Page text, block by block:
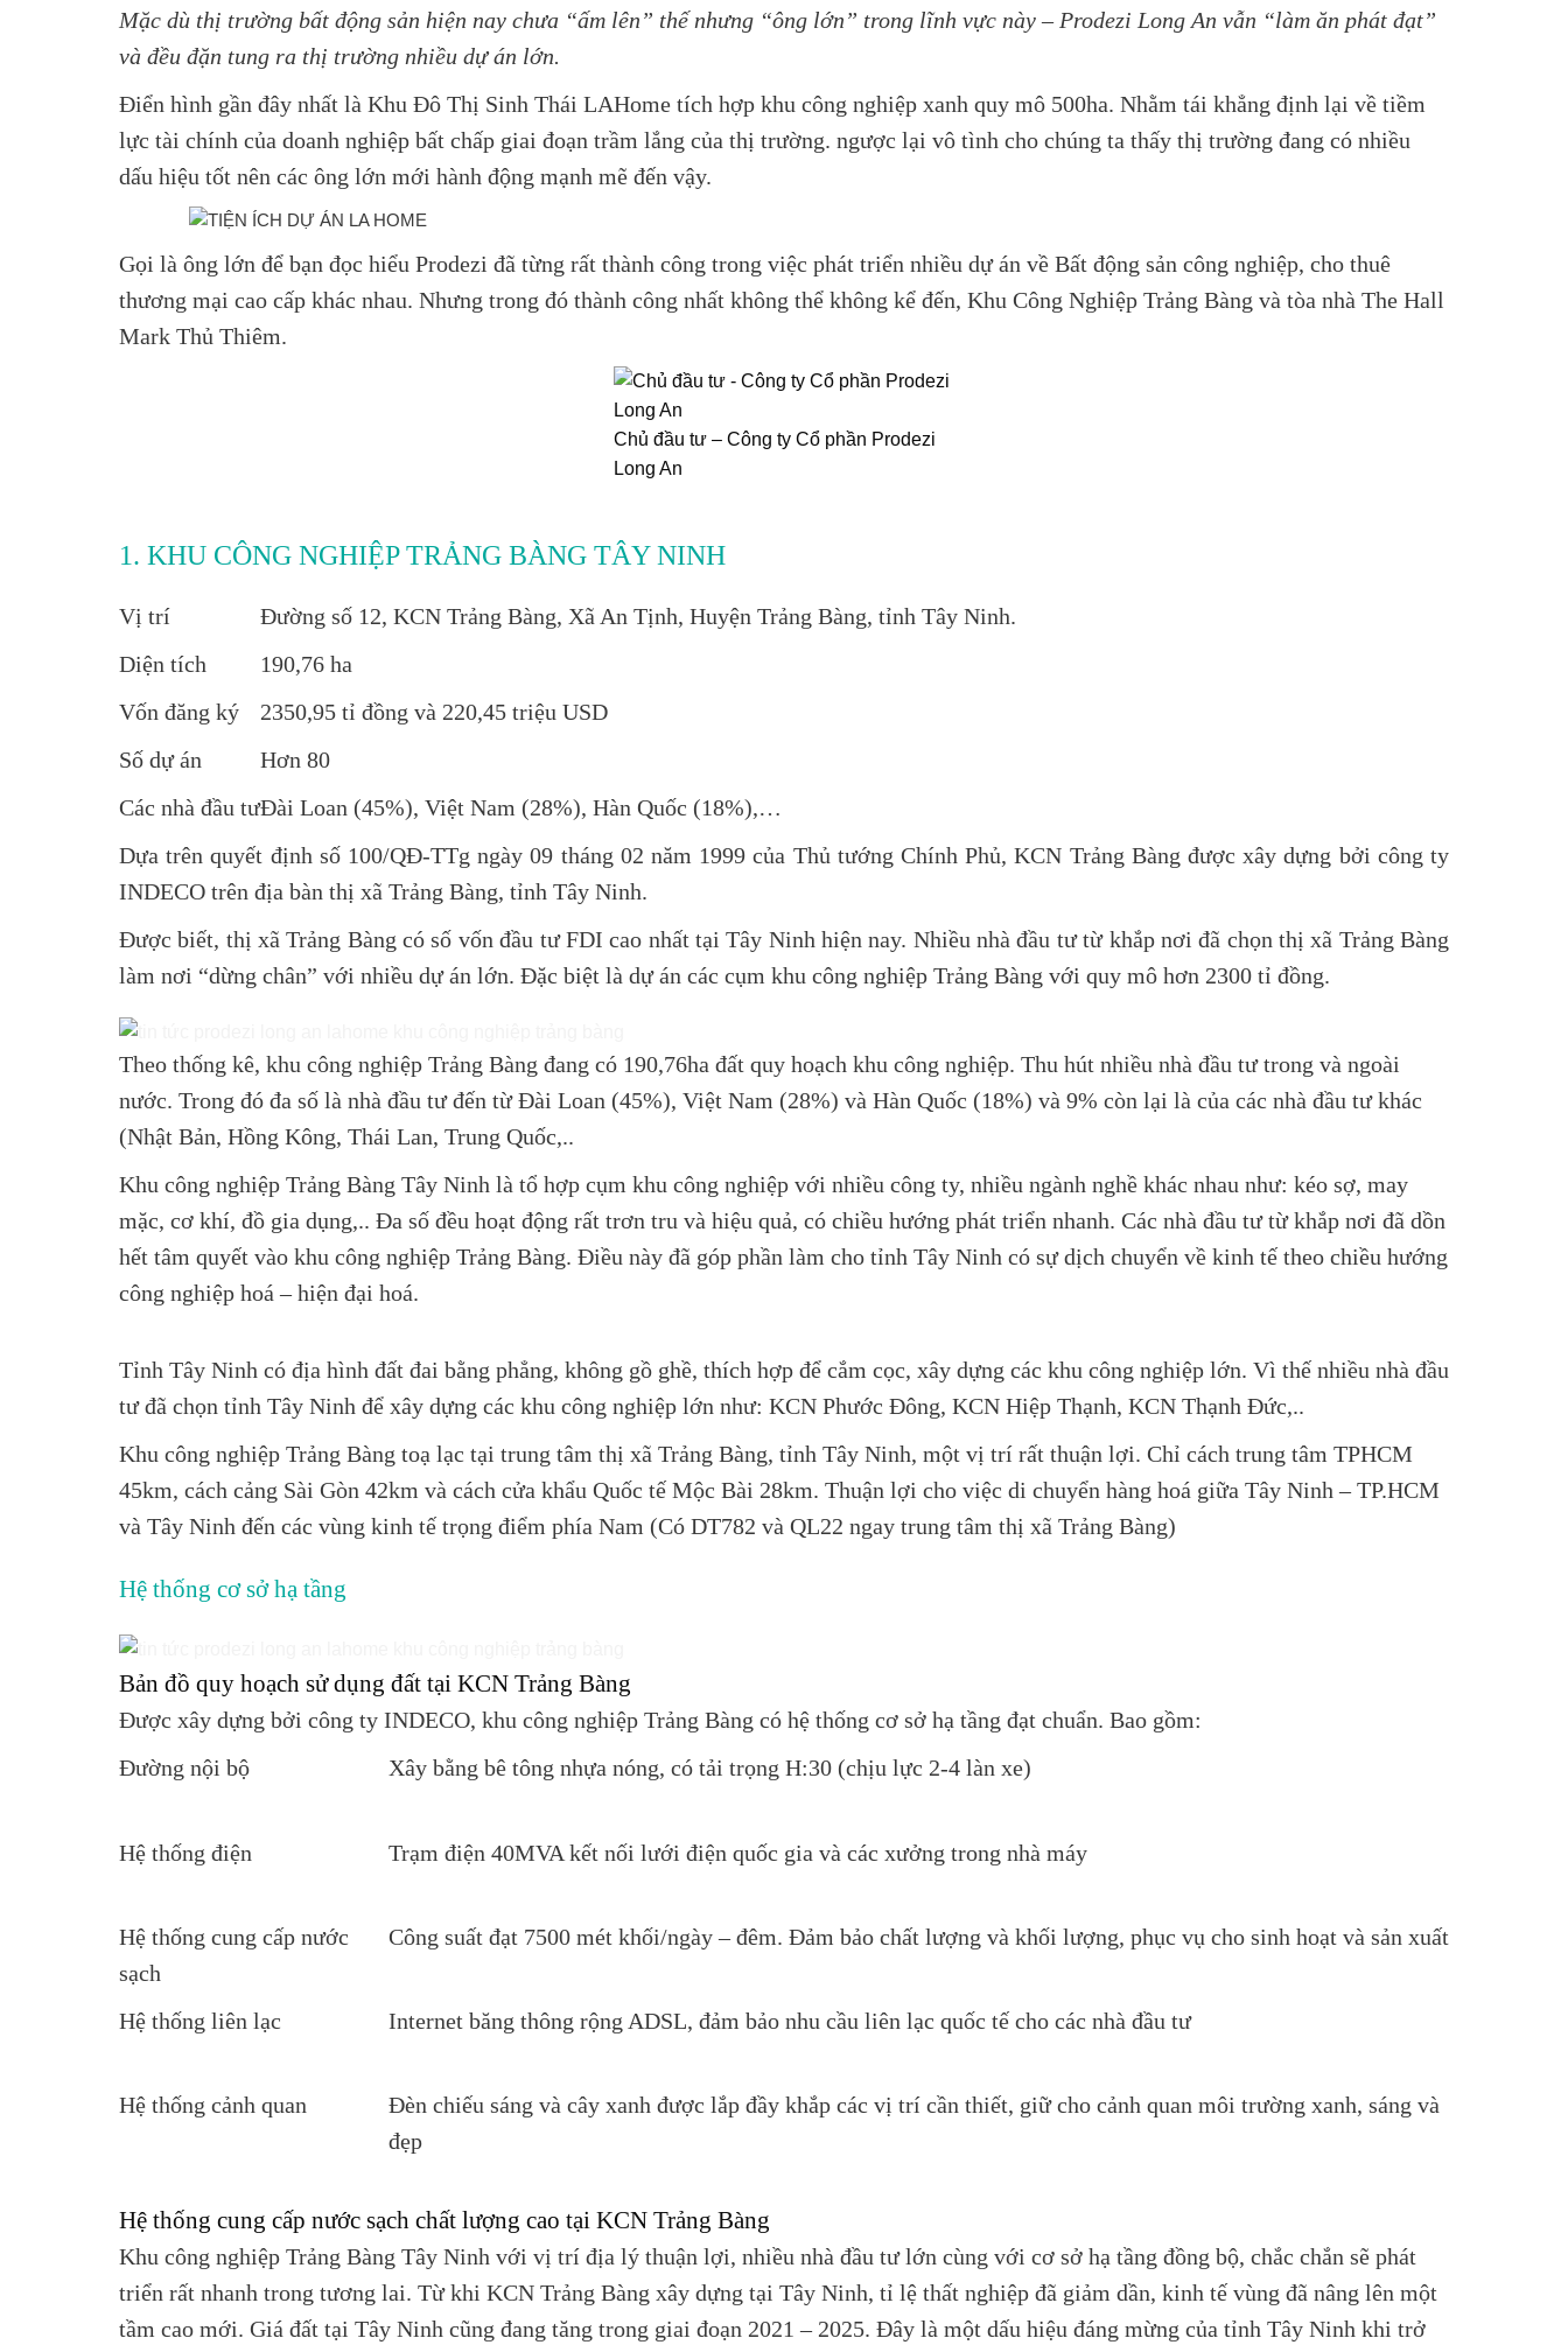
Mặc dù thị trường bất động sản hiện nay chưa “ấm lên” thế nhưng “ông lớn” trong lĩnh vực này – Prodezi Long An vẫn “làm ăn phát đạt”
và đều đặn tung ra thị trường nhiều dự án lớn.
Điển hình gần đây nhất là Khu Đô Thị Sinh Thái LAHome tích hợp khu công nghiệp xanh quy mô 500ha. Nhằm tái khẳng định lại về tiềm
lực tài chính của doanh nghiệp bất chấp giai đoạn trầm lắng của thị trường. ngược lại vô tình cho chúng ta thấy thị trường đang có nhiều
dấu hiệu tốt nên các ông lớn mới hành động mạnh mẽ đến vậy.
Gọi là ông lớn để bạn đọc hiểu Prodezi đã từng rất thành công trong việc phát triển nhiều dự án về Bất động sản công nghiệp, cho thuê
thương mại cao cấp khác nhau. Nhưng trong đó thành công nhất không thể không kể đến, Khu Công Nghiệp Trảng Bàng và tòa nhà The Hall
Mark Thủ Thiêm.
Chủ đầu tư – Công ty Cổ phần Prodezi
Long An
1. KHU CÔNG NGHIỆP TRẢNG BÀNG TÂY NINH
Vị trí
Đường số 12, KCN Trảng Bàng, Xã An Tịnh, Huyện Trảng Bàng, tỉnh Tây Ninh.
Diện tích
190,76 ha
Vốn đăng ký
2350,95 tỉ đồng và 220,45 triệu USD
Số dự án
Hơn 80
Các nhà đầu tưĐài Loan (45%), Việt Nam (28%), Hàn Quốc (18%),…
Dựa trên quyết định số 100/QĐ-TTg ngày 09 tháng 02 năm 1999 của Thủ tướng Chính Phủ, KCN Trảng Bàng được xây dựng bởi công ty
INDECO trên địa bàn thị xã Trảng Bàng, tỉnh Tây Ninh.
Được biết, thị xã Trảng Bàng có số vốn đầu tư FDI cao nhất tại Tây Ninh hiện nay. Nhiều nhà đầu tư từ khắp nơi đã chọn thị xã Trảng Bàng
làm nơi “dừng chân” với nhiều dự án lớn. Đặc biệt là dự án các cụm khu công nghiệp Trảng Bàng với quy mô hơn 2300 tỉ đồng.
Theo thống kê, khu công nghiệp Trảng Bàng đang có 190,76ha đất quy hoạch khu công nghiệp. Thu hút nhiều nhà đầu tư trong và ngoài
nước. Trong đó đa số là nhà đầu tư đến từ Đài Loan (45%), Việt Nam (28%) và Hàn Quốc (18%) và 9% còn lại là của các nhà đầu tư khác
(Nhật Bản, Hồng Kông, Thái Lan, Trung Quốc,..
Khu công nghiệp Trảng Bàng Tây Ninh là tổ hợp cụm khu công nghiệp với nhiều công ty, nhiều ngành nghề khác nhau như: kéo sợ, may
mặc, cơ khí, đồ gia dụng,.. Đa số đều hoạt động rất trơn tru và hiệu quả, có chiều hướng phát triển nhanh. Các nhà đầu tư từ khắp nơi đã dồn
hết tâm quyết vào khu công nghiệp Trảng Bàng. Điều này đã góp phần làm cho tỉnh Tây Ninh có sự dịch chuyển về kinh tế theo chiều hướng
công nghiệp hoá – hiện đại hoá.
Tỉnh Tây Ninh có địa hình đất đai bằng phẳng, không gồ ghề, thích hợp để cắm cọc, xây dựng các khu công nghiệp lớn. Vì thế nhiều nhà đầu
tư đã chọn tỉnh Tây Ninh để xây dựng các khu công nghiệp lớn như: KCN Phước Đông, KCN Hiệp Thạnh, KCN Thạnh Đức,..
Khu công nghiệp Trảng Bàng toạ lạc tại trung tâm thị xã Trảng Bàng, tỉnh Tây Ninh, một vị trí rất thuận lợi. Chỉ cách trung tâm TPHCM
45km, cách cảng Sài Gòn 42km và cách cửa khẩu Quốc tế Mộc Bài 28km. Thuận lợi cho việc di chuyển hàng hoá giữa Tây Ninh – TP.HCM
và Tây Ninh đến các vùng kinh tế trọng điểm phía Nam (Có DT782 và QL22 ngay trung tâm thị xã Trảng Bàng)
Hệ thống cơ sở hạ tầng
Bản đồ quy hoạch sử dụng đất tại KCN Trảng Bàng
Được xây dựng bởi công ty INDECO, khu công nghiệp Trảng Bàng có hệ thống cơ sở hạ tầng đạt chuẩn. Bao gồm:
Đường nội bộ
Xây bằng bê tông nhựa nóng, có tải trọng H:30 (chịu lực 2-4 làn xe)
Hệ thống điện Trạm điện 40MVA kết nối lưới điện quốc gia và các xưởng trong nhà máy
Hệ thống cung cấp nước
sạch
Công suất đạt 7500 mét khối/ngày – đêm. Đảm bảo chất lượng và khối lượng, phục vụ cho sinh hoạt và sản xuất
Hệ thống liên lạc Internet băng thông rộng ADSL, đảm bảo nhu cầu liên lạc quốc tế cho các nhà đầu tư
Hệ thống cảnh quan
Đèn chiếu sáng và cây xanh được lắp đầy khắp các vị trí cần thiết, giữ cho cảnh quan môi trường xanh, sáng và
đẹp
Hệ thống cung cấp nước sạch chất lượng cao tại KCN Trảng Bàng
Khu công nghiệp Trảng Bàng Tây Ninh với vị trí địa lý thuận lợi, nhiều nhà đầu tư lớn cùng với cơ sở hạ tầng đồng bộ, chắc chắn sẽ phát
triển rất nhanh trong tương lai. Từ khi KCN Trảng Bàng xây dựng tại Tây Ninh, tỉ lệ thất nghiệp đã giảm dần, kinh tế vùng đã nâng lên một
tầm cao mới. Giá đất tại Tây Ninh cũng đang tăng trong giai đoạn 2021 – 2025. Đây là một dấu hiệu đáng mừng của tỉnh Tây Ninh khi trở